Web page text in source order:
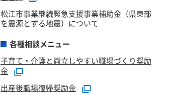
松江市事業継続緊急支援事業補助金（県東部
を震源とする地震）について
各種相談メニュー
子育て・介護と両立しやすい職場づくり奨励
金
出産後職場復帰奨励金